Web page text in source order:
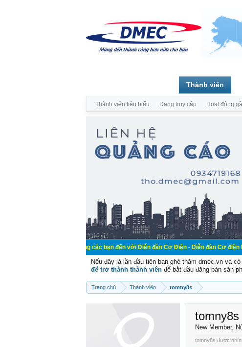
Chào mừng các bạn đến với Diễn đàn Cơ Điện - Diễn đàn Cơ điện là nơi
Nếu đây là lần đầu tiên bạn ghé thăm dmec.vn và
để trở thành thành viên để bắt đầu đăng bán sản
Trang chủ Thành viên tomny8s
tomny8s
New Member,
tomny8s được nhìn
Thành viên
Thành viên tiêu biểu Đang truy cập Hoạt động